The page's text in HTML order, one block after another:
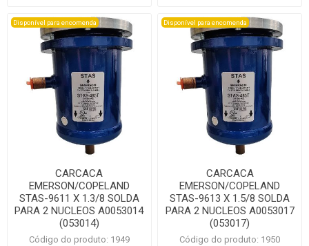
Disponível para encomenda
CARCACA
EMERSON/COPELAND
STAS-9611 X 1.3/8 SOLDA
PARA 2 NUCLEOS A0053014
(053014)
Código do produto: 1949
Disponível para encomenda
CARCACA
EMERSON/COPELAND
STAS-9613 X 1.5/8 SOLDA
PARA 2 NUCLEOS A0053017
(053017)
Código do produto: 1950